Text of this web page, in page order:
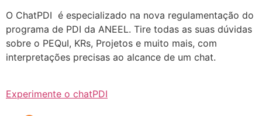
O ChatPDI é especializado na nova regulamentação do
programa de PDI da ANEEL. Tire todas as suas dúvidas
sobre o PEQuI, KRs, Projetos e muito mais, com
interpretações precisas ao alcance de um chat.
Experimente o chatPDI